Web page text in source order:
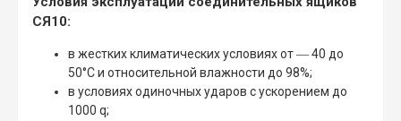
СЯ10:
в жестких климатических условиях от ― 40 до
50°С и относительной влажности до 98%;
в условиях одиночных ударов с ускорением до
1000 q;